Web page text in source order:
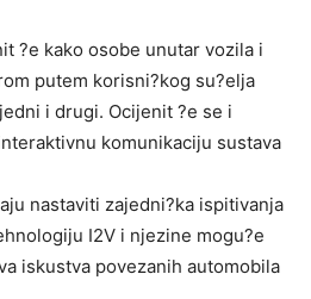
?e kako osobe unutar vozila i
putem korisni?kog su?elja
i drugi. Ocijenit ?e se i
komunikaciju sustava
nastaviti zajedni?ka ispitivanja
I2V i njezine mogu?e
iskustva povezanih automobila